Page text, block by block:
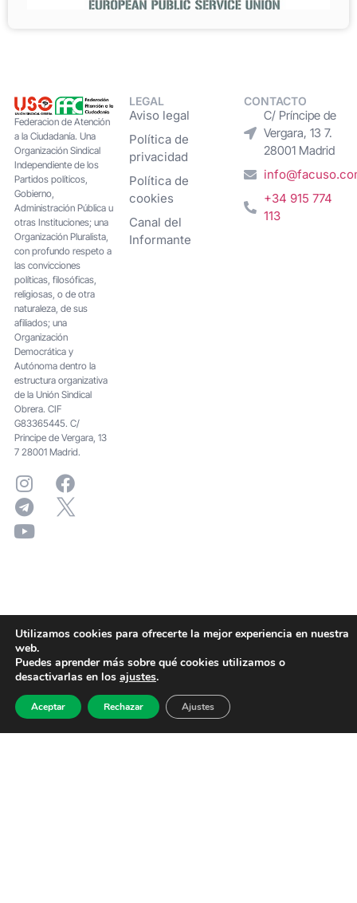
Federacion de Atención
a la Ciudadanía. Una
Organización Sindical
Independiente de los
Partidos políticos,
Gobierno,
Administración Pública u
otras Instituciones; una
Organización Pluralista,
con profundo respeto a
las convicciones
políticas, filosóficas,
religiosas, o de otra
naturaleza, de sus
afiliados; una
Organización
Democrática y
Autónoma dentro la
estructura organizativa
de la Unión Sindical
Obrera. CIF
G83365445. C/
Principe de Vergara, 13
7 28001 Madrid.
LEGAL
Aviso legal
Política de
privacidad
Política de
cookies
Canal del
Informante
CONTACTO
C/ Príncipe de
Vergara, 13 7.
28001 Madrid
+34 915 774
113
Utilizamos cookies para ofrecerte la mejor experiencia en nuestra
web.
Puedes aprender más sobre qué cookies utilizamos o
desactivarlas en los ajustes.
Aceptar Rechazar Ajustes